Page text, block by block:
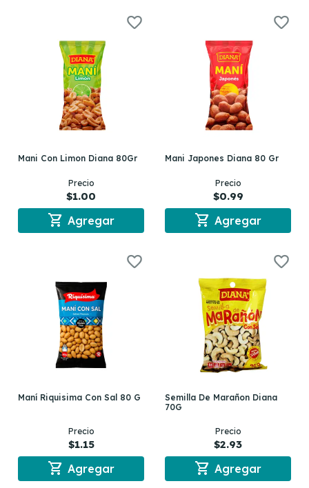
Mani Con Limon Diana 80Gr
Precio
$1.00
shopping_cart Agregar
Mani Japones Diana 80 Gr
Precio
$0.99
shopping_cart Agregar
Maní Riquisima Con Sal 80 G
Precio
$1.15
shopping_cart Agregar
Semilla De Marañon Diana
70G
Precio
$2.93
shopping_cart Agregar